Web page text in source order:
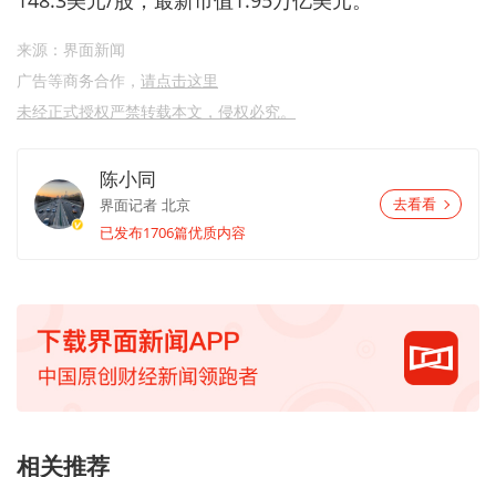
来源：界面新闻
广告等商务合作， 请点击这里
未经正式授权严禁转载本文，侵权必究。
陈小同
界面记者 北京
已发布1706篇优质内容
去看看
相关推荐